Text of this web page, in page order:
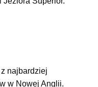
najbardziej
w Nowej Anglii.